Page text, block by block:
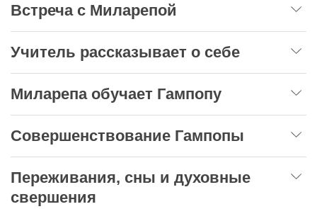
Встреча с Миларепой
Учитель рассказывает о себе
Миларепа обучает Гампопу
Совершенствование Гампопы
Переживания, сны и духовные
свершения